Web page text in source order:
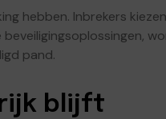
hebben. Inbrekers
pand.
blijft